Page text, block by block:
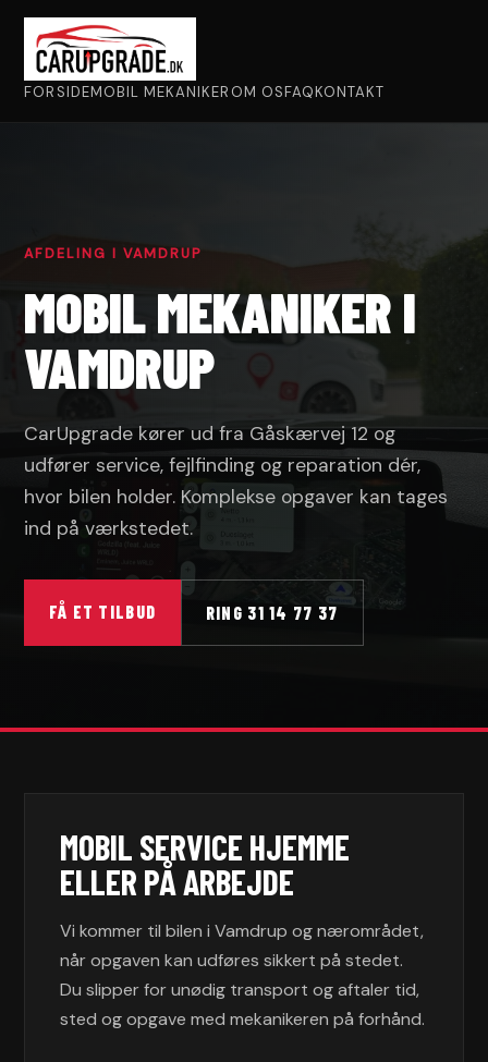
FORSIDEMOBIL MEKANIKER OM OSFAQKONTAKT
AFDELING I VAMDRUP
MOBIL MEKANIKER I
VAMDRUP
CarUpgrade kører ud fra Gåskærvej 12 og
udfører service, fejlfinding og reparation dér,
hvor bilen holder. Komplekse opgaver kan tages
ind på værkstedet.
FÅ ET TILBUD RING 31 14 77 37
MOBIL SERVICE HJEMME
ELLER PÅ ARBEJDE
Vi kommer til bilen i Vamdrup og nærområdet,
når opgaven kan udføres sikkert på stedet.
Du slipper for unødig transport og aftaler tid,
sted og opgave med mekanikeren på forhånd.